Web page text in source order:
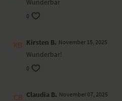
Wunderbar
0
Kirsten B. November 15, 2025
Wunderbar!
0
Claudia B. November 07, 2025